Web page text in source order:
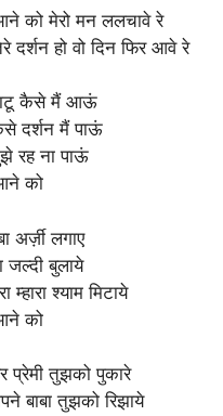
को मेरो मन ललचावे रे
दर्शन हो वो दिन फिर आवे रे
कैसे मैं आऊं
दर्शन मैं पाऊं
रह ना पाऊं
को
अर्ज़ी लगाए
जल्दी बुलाये
श्याम मिटाये
को
प्रेमी तुझको पुकारे
बाबा तुझको रिझाये